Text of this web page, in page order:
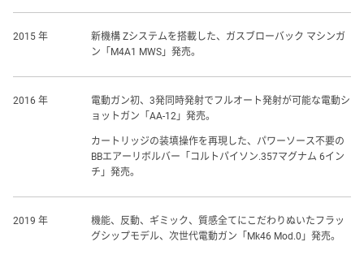
2015 年
新機構 Zシステムを搭載した、ガスブローバック マシンガ
ン「M4A1 MWS」発売。
2016 年
電動ガン初、3発同時発射でフルオート発射が可能な電動シ
ョットガン「AA-12」発売。
カートリッジの装填操作を再現した、パワーソース不要の
BBエアーリボルバー「コルトパイソン.357マグナム 6イン
チ」発売。
2019 年
機能、反動、ギミック、質感全てにこだわりぬいたフラッ
グシップモデル、次世代電動ガン「Mk46 Mod.0」発売。